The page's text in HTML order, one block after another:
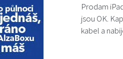
Prodam
jsou OK.
kabel a